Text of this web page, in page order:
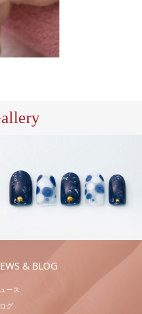
S/ア
ック ハンドネイル
& BLOG
ース
グ